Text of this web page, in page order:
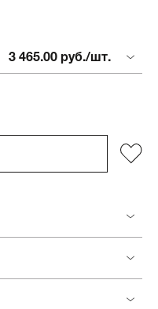
3 465.00 руб./шт.